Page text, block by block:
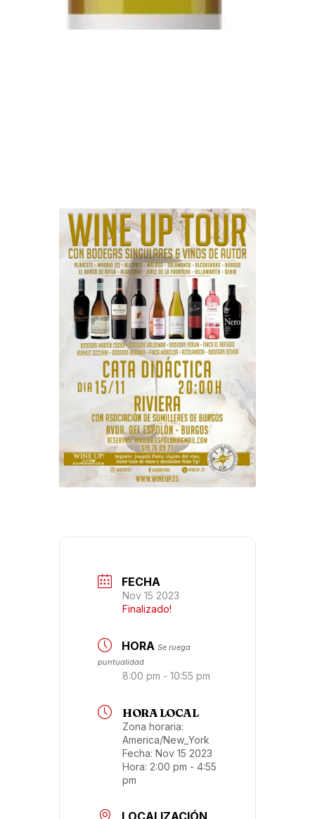
FECHA
Nov 15 2023
Finalizado!
HORA Se ruega
puntualidad
8:00 pm - 10:55 pm
HORA LOCAL
Zona horaria:
America/New_York
Fecha: Nov 15 2023
Hora: 2:00 pm - 4:55
pm